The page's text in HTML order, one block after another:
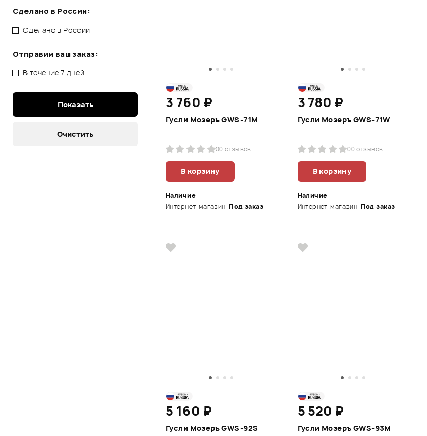
Сделано в России:
Сделано в России
Отправим ваш заказ:
В течение 7 дней
3 760 ₽
Гусли Мозеръ GWS-71M
00 отзывов
В корзину
Наличие
Интернет-магазин Под заказ
3 780 ₽
Гусли Мозеръ GWS-71W
00 отзывов
В корзину
Наличие
Интернет-магазин Под заказ
5 160 ₽
Гусли Мозеръ GWS-92S
5 520 ₽
Гусли Мозеръ GWS-93M